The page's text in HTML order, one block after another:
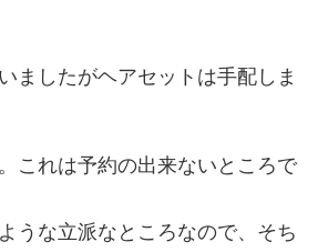
ましたがヘアセットは手配しま
これは予約の出来ないところで
うな立派なところなので、そち